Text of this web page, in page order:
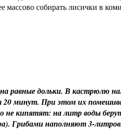
массово собирать лисички в
равные дольки. В кастрюлю
20 минут. При этом их
не кипятят: на литр воды
Грибами наполняют 3-